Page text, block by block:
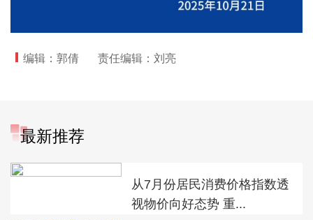
编辑：郭倩 责任编辑：刘亮
最新推荐
从7月份居民消费价格指数透
视物价向好态势 重...